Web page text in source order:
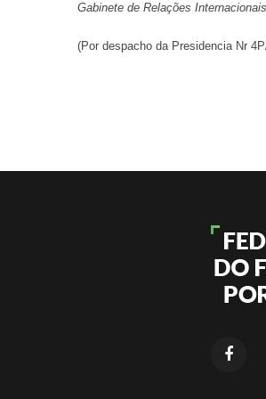
Gabinete de Relações
(Por despacho da Presidencia Nr